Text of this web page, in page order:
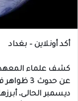
أكد أونلاين – بغداد
كشف علماء المعهد
ديسمبر الحالى،